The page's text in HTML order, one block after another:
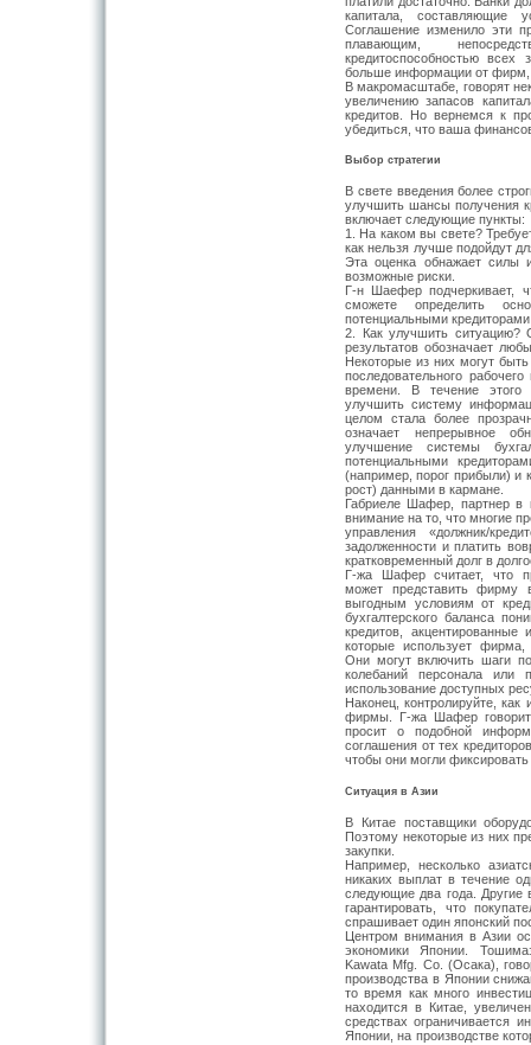
капитала, составляющие
Соглашение изменило эти
плавающим,
кредитоспособностью
больше информации от фирм,
В макромасштабе, говорят
увеличению запасов
кредитов. Но вернемся к
убедиться, что ваша
Выбор стратегии
В свете введения более
улучшить шансы получения
включает следующие пункты:
1. На каком вы свете?
как нельзя лучше подойдут
Эта оценка обнажает силы
возможные риски.
Г-н Шаефер подчеркивает,
сможете определить
потенциальными
2. Как улучшить ситуацию?
результатов обозначает
Некоторые из них могут
последовательного
времени. В течение этого
улучшить систему
целом стала более
означает непрерывное
улучшение системы
потенциальными
(например, порог прибыли)
рост) данными в кармане.
Габриеле Шафер, партнер в
внимание на то, что многие
управления «должник/
задолженности и платить
кратковременный долг в
Г-жа Шафер считает, что
может представить фирму
выгодным условиям от
бухгалтерского баланса
кредитов,
которые использует фирма,
Они могут включить шаги
колебаний персонала или
использование доступных
Наконец, контролируйте,
фирмы. Г-жа Шафер
просит о подобной
соглашения от тех
чтобы они могли
Ситуация в Азии
В Китае поставщики
Поэтому некоторые из них
закупки.
Например, несколько
никаких выплат в течение
следующие два года. Другие
гарантировать, что
спрашивает один японский
Центром внимания в Азии
экономики Японии.
Kawata Mfg. Co. (Осака),
производства в Японии
то время как много
находится в Китае,
средствах ограничивается
Японии, на производстве